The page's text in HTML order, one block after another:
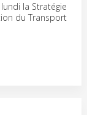
la Stratégie
du Transport